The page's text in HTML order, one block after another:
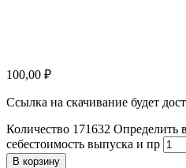
100,00 ₽
Ссылка на скачивание будет
Количество 171632 Определить
себестоимость выпуска и пр
В корзину